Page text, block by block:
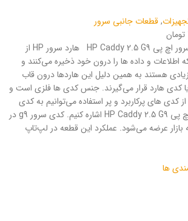
,قطعات جانبی سرور
کدی 2.5 اینچی هارد سرور اچ پی HP Caddy 2.5 G9 هارد سرور HP از
و داده ها را درون خود ذخیره می‌کنند و
هستند به همین دلیل این هاردها درون قاب
کدی هارد قرار می‌گیرند. جنس کدی ها فلزی است و
کدی های پرکاربرد و پر استفاده می‌توانیم به کدی
۲.۵ اینچی هارد سرور اچ پی HP Caddy 2.5 G9 اشاره کنیم. کدی سرور g9 در
بازار عرضه می‌شود. عملکرد این قطعه‌ در لپ‌تاپ
ها